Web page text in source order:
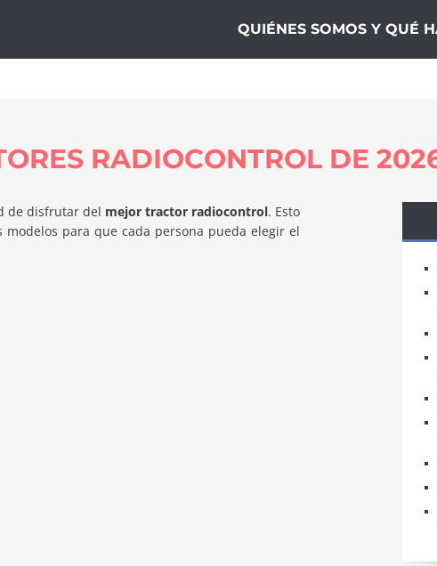
QUIÉNES SOMOS Y QUÉ
RADIOCONTROL DE
de disfrutar del mejor tractor radiocontrol. Esto
para que cada persona pueda elegir el